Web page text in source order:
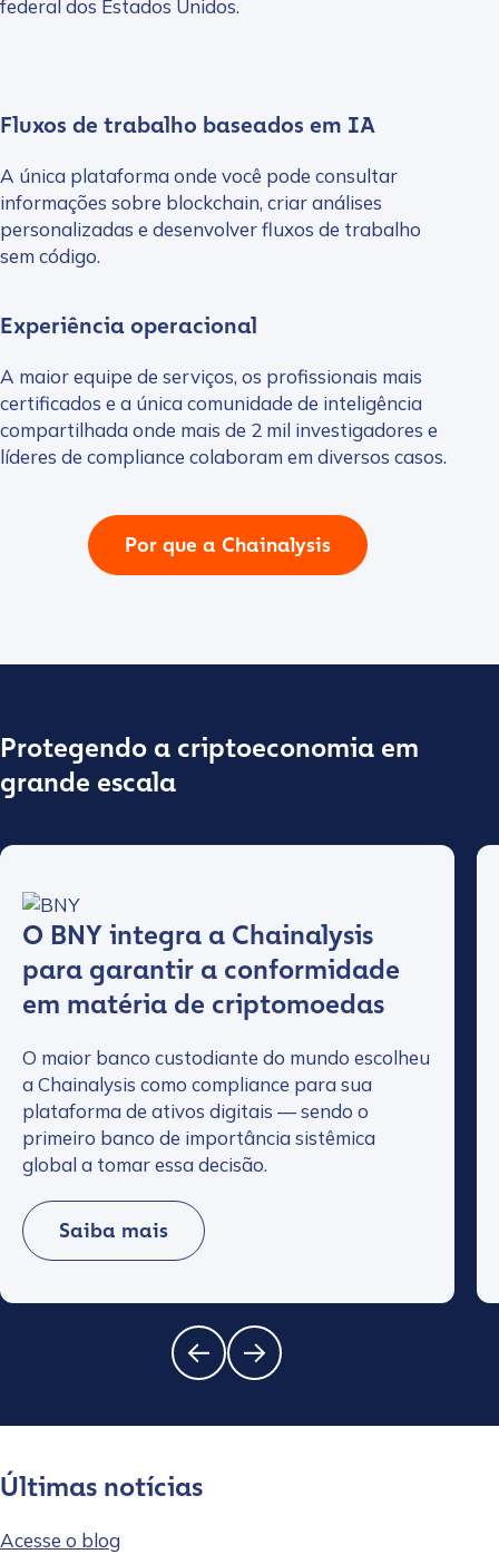
federal dos Estados Unidos.
Fluxos de trabalho baseados em IA
A única plataforma onde você pode consultar
informações sobre blockchain, criar análises
personalizadas e desenvolver fluxos de trabalho
sem código.
Experiência operacional
A maior equipe de serviços, os profissionais mais
certificados e a única comunidade de inteligência
compartilhada onde mais de 2 mil investigadores e
líderes de compliance colaboram em diversos casos.
Por que a Chainalysis
Protegendo a criptoeconomia em
grande escala
O BNY integra a Chainalysis
para garantir a conformidade
em matéria de criptomoedas
O maior banco custodiante do mundo escolheu
a Chainalysis como compliance para sua
plataforma de ativos digitais — sendo o
primeiro banco de importância sistêmica
global a tomar essa decisão.
Saiba mais
Últimas notícias
Acesse o blog